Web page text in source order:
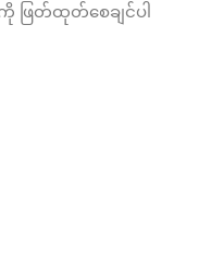
ဖြတ်ထုတ်စေချင်ပါ